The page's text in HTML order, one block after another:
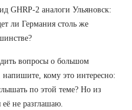
GHRP-2 аналоги Ульяновск:
ли Германия столь же
вопросы о большом
напишите, кому это интересно:
по этой теме? Но из
не разглашаю.